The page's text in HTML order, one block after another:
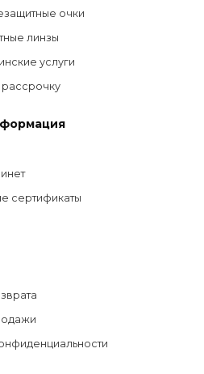
очки
линзы
услуги
сертификаты